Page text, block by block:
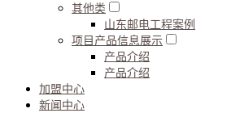
其他类
山东邮电工程案例
项目产品信息展示
产品介绍
产品介绍
加盟中心
新闻中心